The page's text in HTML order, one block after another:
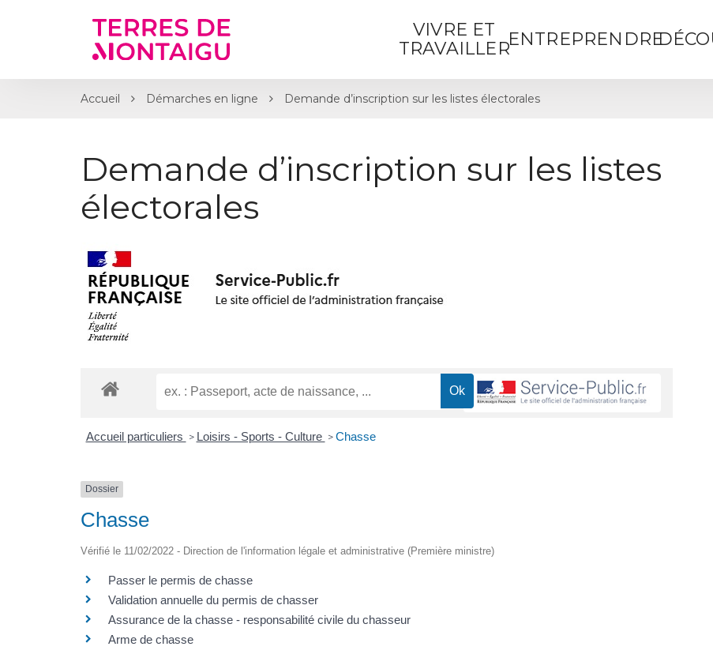
VIVRE ET
TRAVAILLERENTREPRENDRE
Accueil Démarches en ligne Demande d’inscription sur les listes électorales
Demande d’inscription sur les listes
électorales
Accueil particuliers > Loisirs - Sports - Culture > Chasse
Dossier
Chasse
Vérifié le 11/02/2022 - Direction de l'information légale et administrative (Première ministre)
Passer le permis de chasse
Validation annuelle du permis de chasser
Assurance de la chasse - responsabilité civile du chasseur
Arme de chasse